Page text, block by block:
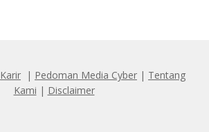
Karir | Pedoman Media Cyber | Tentang
Kami | Disclaimer